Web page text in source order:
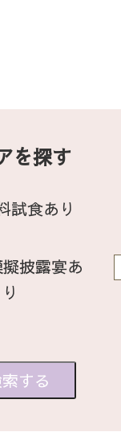
を探す
試食あり
披露宴あ
り